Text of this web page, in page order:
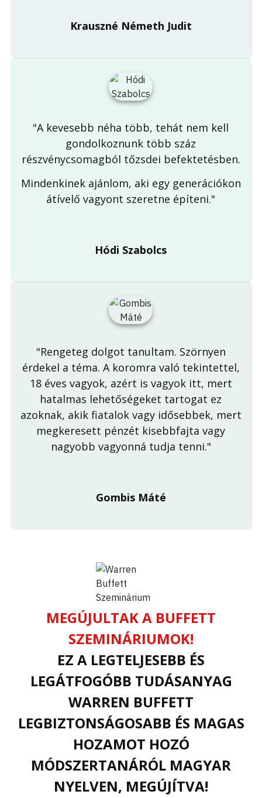
Krauszné Németh Judit
"A kevesebb néha több, tehát nem kell
gondolkoznunk több száz
részvénycsomagból tőzsdei befektetésben.
Mindenkinek ajánlom, aki egy generációkon
átívelő vagyont szeretne építeni."
Hódi Szabolcs
"Rengeteg dolgot tanultam. Szörnyen
érdekel a téma. A koromra való tekintettel,
18 éves vagyok, azért is vagyok itt, mert
hatalmas lehetőségeket tartogat ez
azoknak, akik fiatalok vagy idősebbek, mert
megkeresett pénzét kisebbfajta vagy
nagyobb vagyonná tudja tenni."
Gombis Máté
MEGÚJULTAK A BUFFETT
SZEMINÁRIUMOK!
EZ A LEGTELJESEBB ÉS
LEGÁTFOGÓBB TUDÁSANYAG
WARREN BUFFETT
LEGBIZTONSÁGOSABB ÉS MAGAS
HOZAMOT HOZÓ
MÓDSZERTANÁRÓL MAGYAR
NYELVEN, MEGÚJÍTVA!